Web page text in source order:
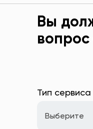
Вы
Тип сервиса
Выберите